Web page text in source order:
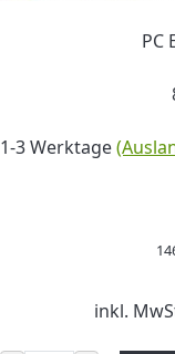
PC
1-3 Werktage
inkl.